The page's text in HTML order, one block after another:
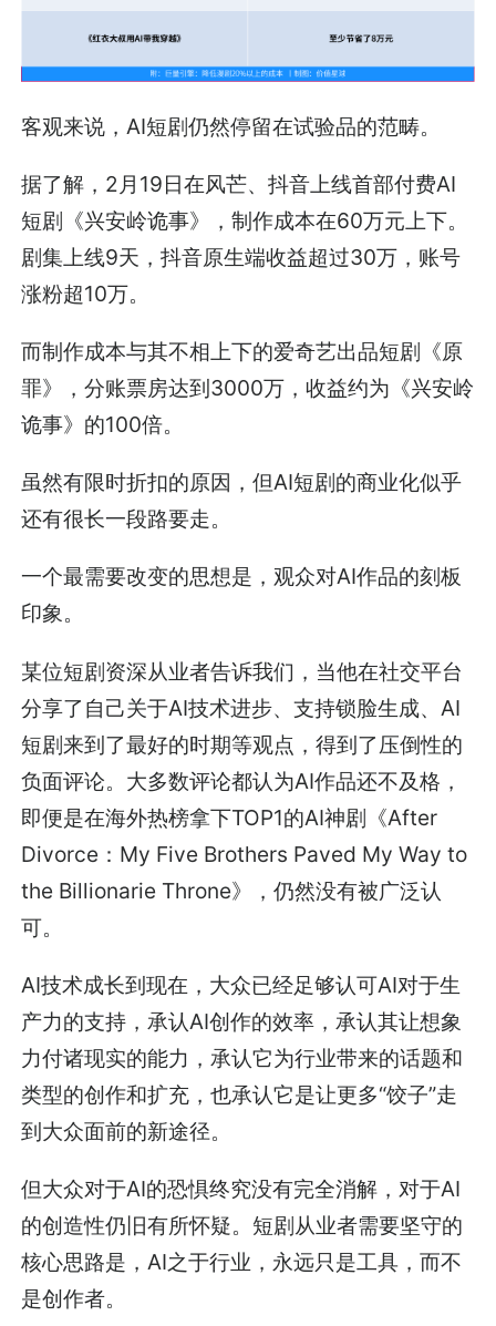
客观来说，AI短剧仍然停留在试验品的范畴。
据了解，2月19日在风芒、抖音上线首部付费AI
短剧《兴安岭诡事》，制作成本在60万元上下。
剧集上线9天，抖音原生端收益超过30万，账号
涨粉超10万。
而制作成本与其不相上下的爱奇艺出品短剧《原
罪》，分账票房达到3000万，收益约为《兴安岭
诡事》的100倍。
虽然有限时折扣的原因，但AI短剧的商业化似乎
还有很长一段路要走。
一个最需要改变的思想是，观众对AI作品的刻板
印象。
某位短剧资深从业者告诉我们，当他在社交平台
分享了自己关于AI技术进步、支持锁脸生成、AI
短剧来到了最好的时期等观点，得到了压倒性的
负面评论。大多数评论都认为AI作品还不及格，
即便是在海外热榜拿下TOP1的AI神剧《After
Divorce：My Five Brothers Paved My Way to
the Billionarie Throne》，仍然没有被广泛认
可。
AI技术成长到现在，大众已经足够认可AI对于生
产力的支持，承认AI创作的效率，承认其让想象
力付诸现实的能力，承认它为行业带来的话题和
类型的创作和扩充，也承认它是让更多“饺子”走
到大众面前的新途径。
但大众对于AI的恐惧终究没有完全消解，对于AI
的创造性仍旧有所怀疑。短剧从业者需要坚守的
核心思路是，AI之于行业，永远只是工具，而不
是创作者。